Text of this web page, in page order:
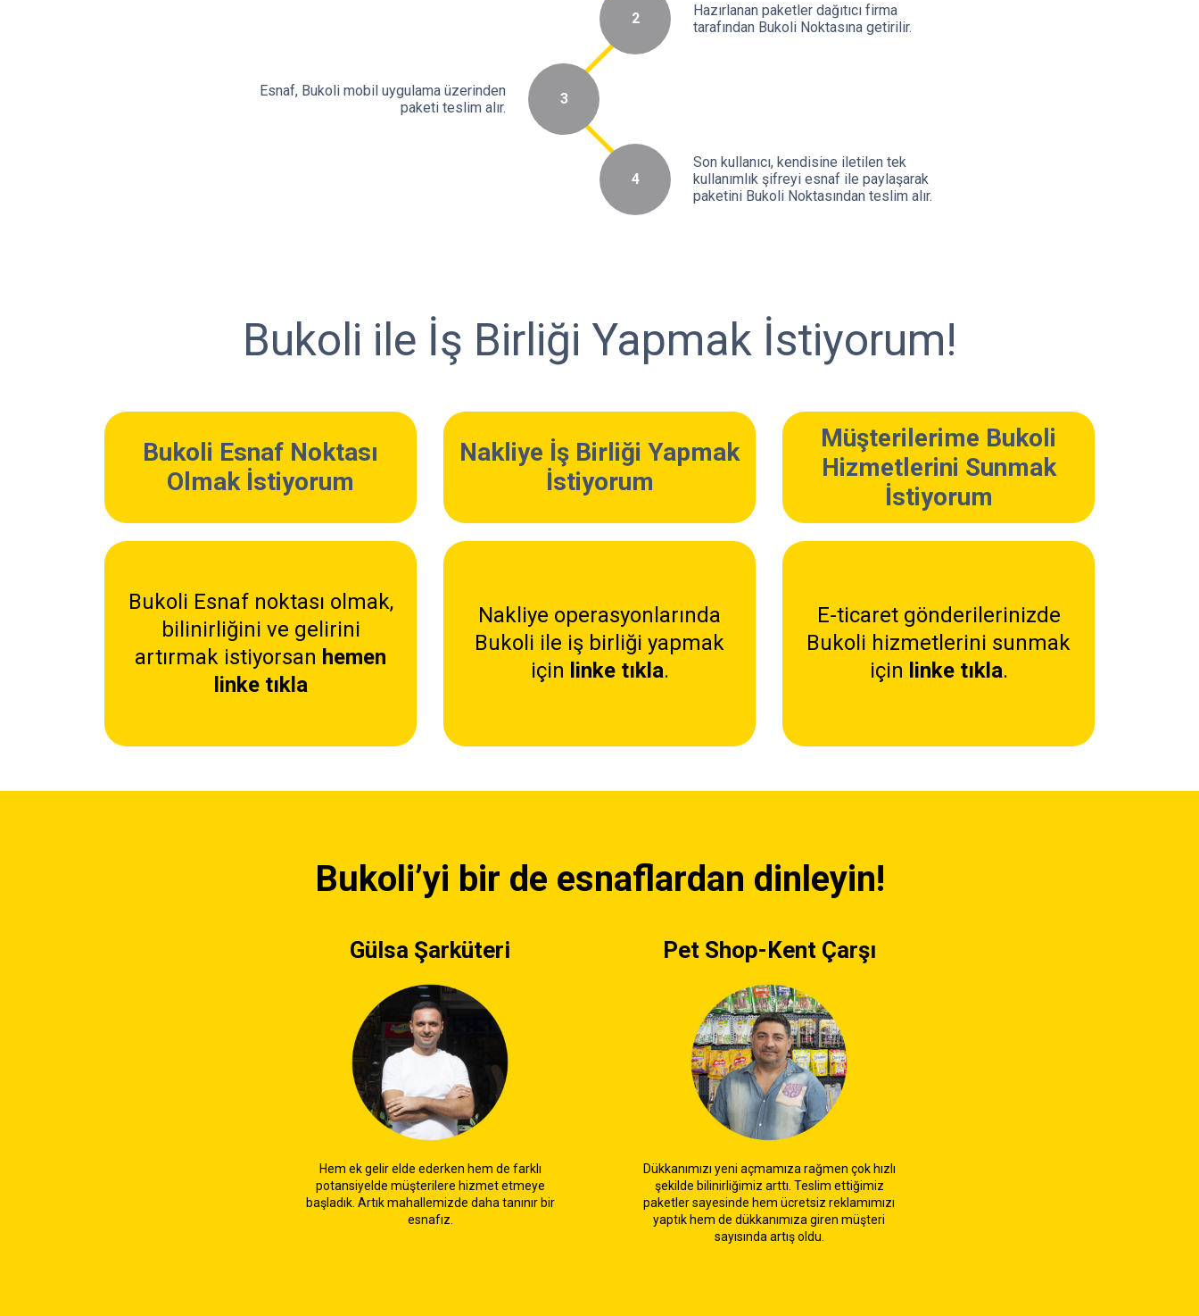
2
Hazırlanan paketler dağıtıcı firma
tarafından Bukoli Noktasına getirilir.
3
Esnaf, Bukoli mobil uygulama üzerinden
paketi teslim alır.
4
Son kullanıcı, kendisine iletilen tek
kullanımlık şifreyi esnaf ile paylaşarak
paketini Bukoli Noktasından teslim alır.
Bukoli ile İş Birliği Yapmak İstiyorum!
Bukoli Esnaf Noktası
Olmak İstiyorum
Bukoli Esnaf noktası olmak,
bilinirliğini ve gelirini
artırmak istiyorsan hemen
linke tıkla
Nakliye İş Birliği Yapmak
İstiyorum
Nakliye operasyonlarında
Bukoli ile iş birliği yapmak
için linke tıkla.
Müşterilerime Bukoli
Hizmetlerini Sunmak
İstiyorum
E-ticaret gönderilerinizde
Bukoli hizmetlerini sunmak
için linke tıkla.
Bukoli’yi bir de esnaflardan dinleyin!
Gülsa Şarküteri
Hem ek gelir elde ederken hem de farklı
potansiyelde müşterilere hizmet etmeye
başladık. Artık mahallemizde daha tanınır bir
esnafız.
Pet Shop-Kent Çarşı
Dükkanımızı yeni açmamıza rağmen çok hızlı
şekilde bilinirliğimiz arttı. Teslim ettiğimiz
paketler sayesinde hem ücretsiz reklamımızı
yaptık hem de dükkanımıza giren müşteri
sayısında artış oldu.